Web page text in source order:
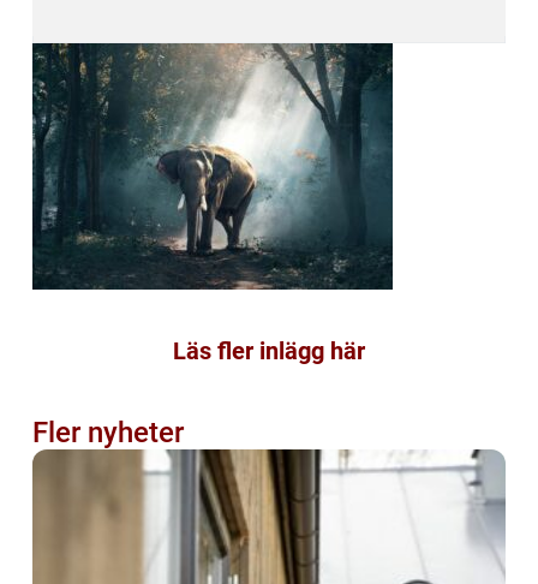
Läs fler inlägg här
Fler nyheter